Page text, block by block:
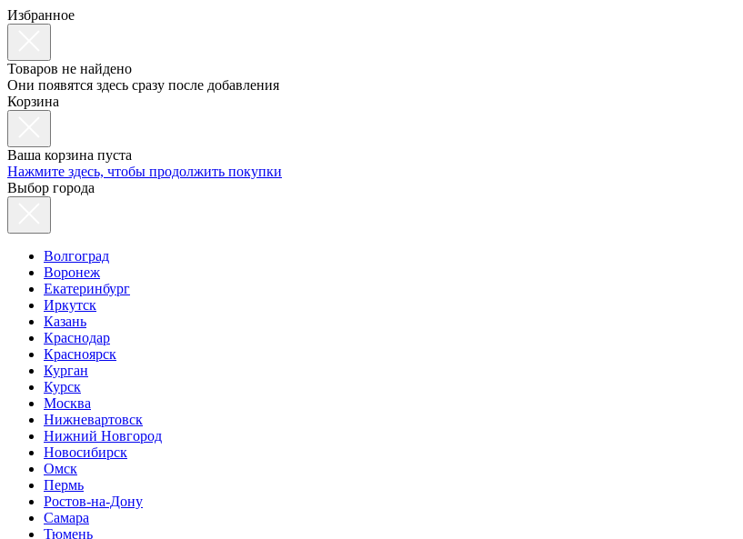
Избранное
Товаров не найдено
Они появятся здесь сразу после добавления
Корзина
Ваша корзина пуста
Нажмите здесь, чтобы продолжить покупки
Выбор города
Волгоград
Воронеж
Екатеринбург
Иркутск
Казань
Краснодар
Красноярск
Курган
Курск
Москва
Нижневартовск
Нижний Новгород
Новосибирск
Омск
Пермь
Ростов-на-Дону
Самара
Тюмень